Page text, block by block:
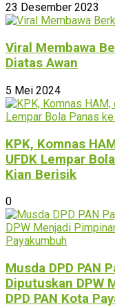
23 Desember 2023
Viral Membawa
Diatas Awan
5 Mei 2024
KPK, Komnas
UFDK Lempar
Kian Berisik
0
Musda DPD PAN
Diputuskan DPW
DPD PAN Kota